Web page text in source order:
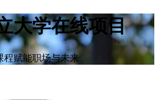
大学在线项目
程赋能职场与未来